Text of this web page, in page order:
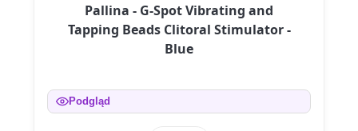
Pallina - G-Spot Vibrating and
Tapping Beads Clitoral Stimulator -
Blue
Podgląd